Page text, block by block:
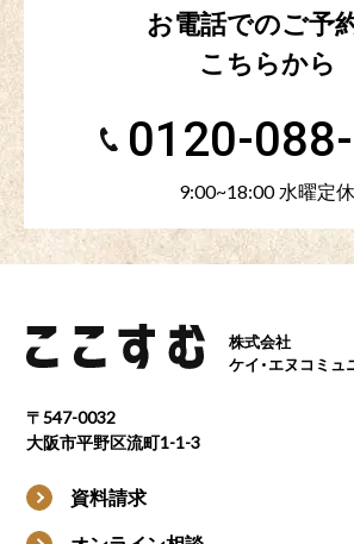
お電話でのご予
こちらから
0120-
9:00~18:00 水曜定休
株式会社
ケイ・エヌコミュ
〒547-0032
大阪市平野区流町1-1-3
資料請求